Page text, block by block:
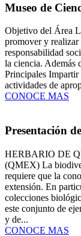
Museo de
Objetivo del Área
promover y
responsabilidad
la ciencia. Además
Principales Impartir
actividades de
CONOCE MAS
Presentación
HERBARIO DE
(QMEX) La
requiere que la
extensión. En
colecciones
este conjunto de
y de...
CONOCE MAS